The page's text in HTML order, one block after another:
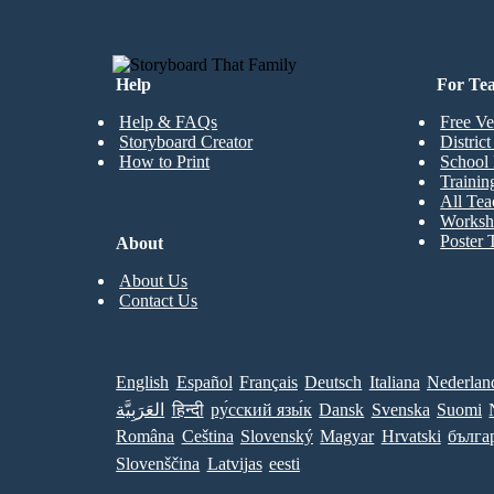
Help
Help & FAQs
Storyboard Creator
How to Print
For
Free
District
School
All
Poster
About
About Us
Contact Us
English Español Français Deutsch Italiana
العَرَبِيَّة
हिन्दी ру́сский язы́к Dansk Svenska Suomi
Româna Ceština Slovenský Magyar Hrvatski
Slovenščina Latvijas eesti